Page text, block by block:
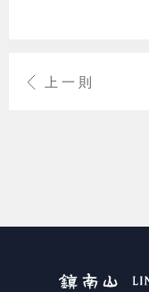
上一則